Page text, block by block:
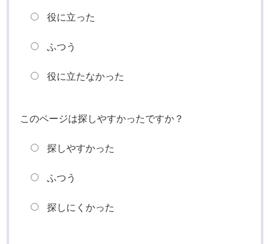
役に立った
ふつう
役に立たなかった
このページは探しやすかったですか？
探しやすかった
ふつう
探しにくかった